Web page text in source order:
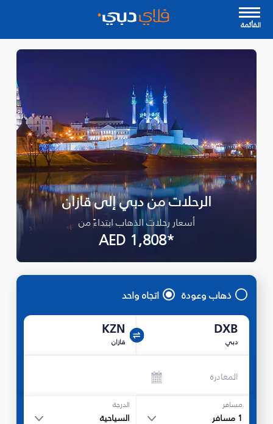
القأئمة
الرحلات من دبي إلى قازان
أسعار رحلات الذهاب ابتداءً من
*AED 1,808
ذهاب وعودة اتجاه واحد
DXB
دبي
KZN
قازان
المغادرة
مسافر
1 مسافر
الدرجة
السياحية